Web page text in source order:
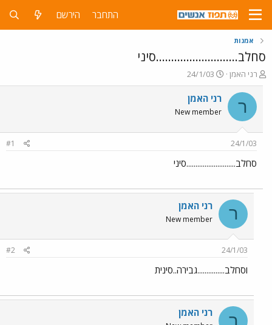
התחבר הירשם
אמנות
סחלב...........................סיני
פ
ו
ת
ח
ה
ש
א
רני האמן
פ
ו
ר
ס
ם
24/1/03
ר רני האמן
New member
24/1/03
#1
סחלב...........................סיני
ר רני האמן
New member
24/1/03
#2
וסחלב...............גבירה..סינית
ר רני האמן